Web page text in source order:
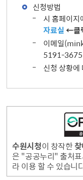
신청방법
시 홈페이지
자료실←클
이메일
5191-3675
신청 상황에
수원시청이 창작한
은 "공공누리" 출처
라 이용 할 수 있습니